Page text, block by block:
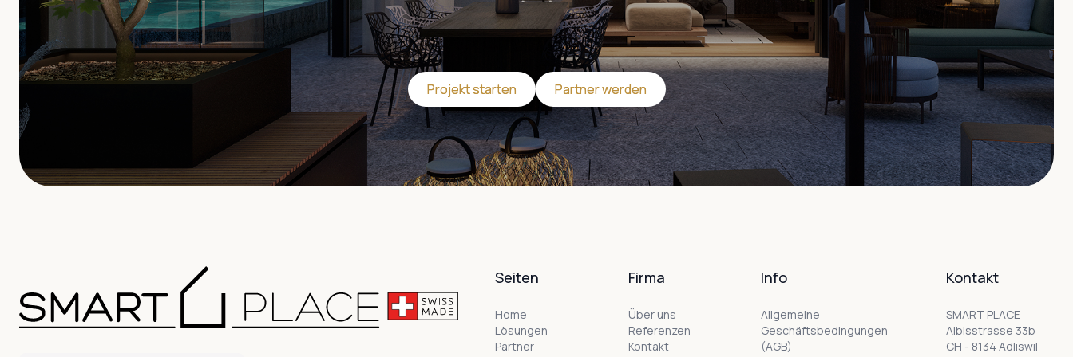
Projekt starten
Projekt starten Partner werden
Partner werden
Seiten
Home
Lösungen
Partner
Firma
Über uns
Referenzen
Kontakt
Info
Allgemeine
Geschäftsbedingungen
(AGB)
Kontakt
SMART PLACE
Albisstrasse 33b
CH - 8134 Adliswil